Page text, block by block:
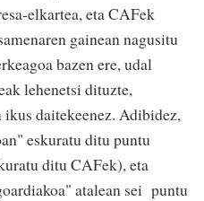
elkartea, eta CAFek
gainean nagusitu
bazen ere, udal
lehenetsi dituzte,
daitekeenez. Adibidez,
eskuratu ditu puntu
ditu CAFek), eta
atalean sei puntu